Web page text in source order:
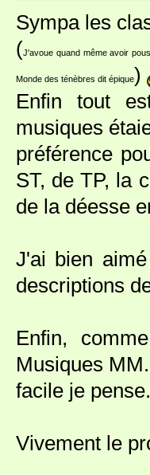
Sympa les
(J'avoue quand même avoir
Monde des ténèbres dit épique)
Enfin tout
musiques
préférence
ST, de TP, la
de la déesse
J'ai bien
descriptions
Enfin,
Musiques
facile je pense.
Vivement le